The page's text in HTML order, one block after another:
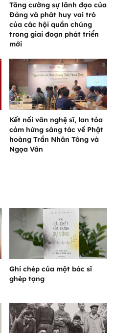
Tăng cường sự lãnh đạo của
Đảng và phát huy vai trò
của các hội quần chúng
trong giai đoạn phát triển
mới
Kết nối văn nghệ sĩ, lan tỏa
cảm hứng sáng tác về Phật
hoàng Trần Nhân Tông và
Ngọa Vân
Ghi chép của một bác sĩ
ghép tạng